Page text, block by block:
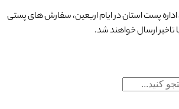
اداره پست استان در ایام اربعین، سفارش های پستی